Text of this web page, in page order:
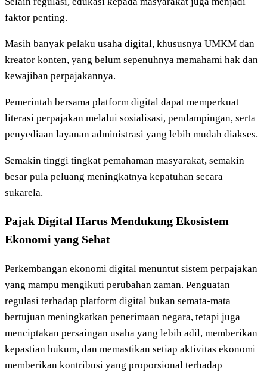
faktor penting.
Masih banyak pelaku usaha digital, khususnya UMKM dan
kreator konten, yang belum sepenuhnya memahami hak dan
kewajiban perpajakannya.
Pemerintah bersama platform digital dapat memperkuat
literasi perpajakan melalui sosialisasi, pendampingan, serta
penyediaan layanan administrasi yang lebih mudah diakses.
Semakin tinggi tingkat pemahaman masyarakat, semakin
besar pula peluang meningkatnya kepatuhan secara
sukarela.
Pajak Digital Harus Mendukung Ekosistem
Ekonomi yang Sehat
Perkembangan ekonomi digital menuntut sistem perpajakan
yang mampu mengikuti perubahan zaman. Penguatan
regulasi terhadap platform digital bukan semata-mata
bertujuan meningkatkan penerimaan negara, tetapi juga
menciptakan persaingan usaha yang lebih adil, memberikan
kepastian hukum, dan memastikan setiap aktivitas ekonomi
memberikan kontribusi yang proporsional terhadap